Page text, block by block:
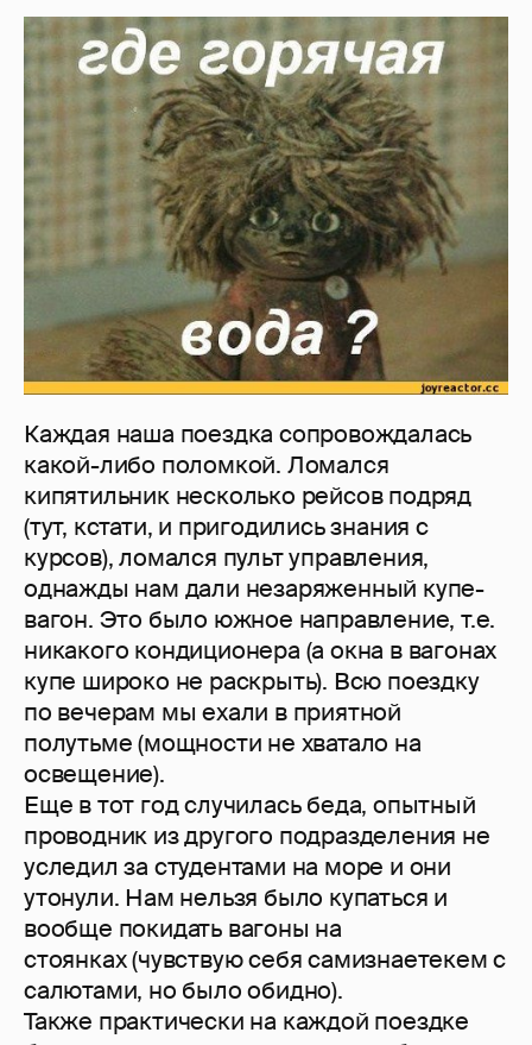
Каждая наша поездка сопровождалась
какой-либо поломкой. Ломался
кипятильник несколько рейсов подряд
(тут, кстати, и пригодились знания с
курсов), ломался пульт управления,
однажды нам дали незаряженный купе-
вагон. Это было южное направление, т.е.
никакого кондиционера (а окна в вагонах
купе широко не раскрыть). Всю поездку
по вечерам мы ехали в приятной
полутьме (мощности не хватало на
освещение).
Еще в тот год случилась беда, опытный
проводник из другого подразделения не
уследил за студентами на море и они
утонули. Нам нельзя было купаться и
вообще покидать вагоны на
стоянках (чувствую себя самизнаетекем с
салютами, но было обидно).
Также практически на каждой поездке